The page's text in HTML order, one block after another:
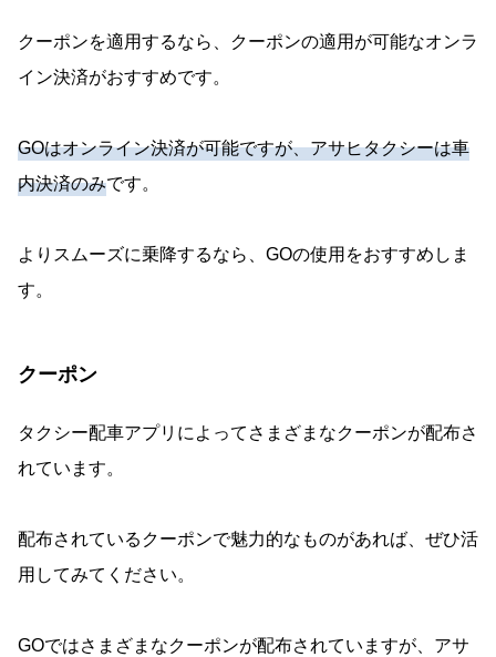
クーポンを適用するなら、クーポンの適用が可能なオンラ
イン決済がおすすめです。
GOはオンライン決済が可能ですが、アサヒタクシーは車
内決済のみです。
よりスムーズに乗降するなら、GOの使用をおすすめしま
す。
クーポン
タクシー配車アプリによってさまざまなクーポンが配布さ
れています。
配布されているクーポンで魅力的なものがあれば、ぜひ活
用してみてください。
GOではさまざまなクーポンが配布されていますが、アサ